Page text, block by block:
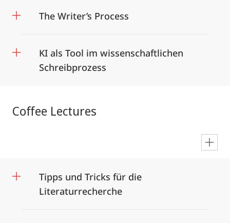
The Writer’s Process
KI als Tool im wissenschaftlichen
Schreibprozess
Coffee Lectures
Tipps und Tricks für die
Literaturrecherche